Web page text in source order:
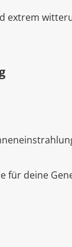
extrem
für deine